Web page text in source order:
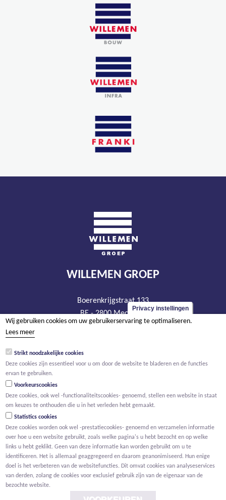
WILLEMEN GROEP
Boerenkrijgstraat 133
BE - 2800 Mechelen
tel +32 15 569 965
BTW BE 0466.256.432
Privacy instellingen
Wij gebruiken cookies om uw gebruikerservaring te optimaliseren.
Lees meer
Strikt noodzakelijke cookies
Deze cookies zijn essentieel voor u om door de website te bladeren en de functies
ervan te gebruiken.
Voorkeurscookies
Deze cookies, ook wel -functionaliteitscookies- genoemd, stellen een website in staat
om keuzes te onthouden die u in het verleden hebt gemaakt.
Statistics cookies
Deze cookies worden ook wel -prestatiecookies- genoemd en verzamelen informatie
over hoe u een website gebruikt, zoals welke pagina's u hebt bezocht en op welke
links u hebt geklikt. Geen van deze informatie kan worden gebruikt om u te
identificeren. Het is allemaal geaggregeerd en daarom geanonimiseerd. Hun enige
doel is het verbeteren van de websitefuncties. Dit omvat cookies van analyseservices
van derden, zolang de cookies voor exclusief gebruik zijn van de eigenaar van de
bezochte website.